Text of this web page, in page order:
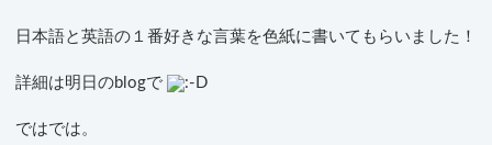
日本語と英語の１番好きな言葉を色紙に書いてもらいました！
詳細は明日のblogで
ではでは。